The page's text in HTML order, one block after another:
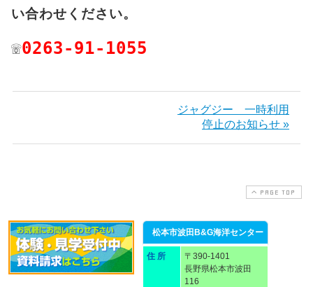
い合わせください。
☏0263-91-1055
ジャグジー 一時利用
停止のお知らせ »
PAGE TOP
松本市波田B&G海洋センター
住 所
〒390-1401
長野県松本市波田
116